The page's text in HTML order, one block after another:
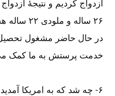
ازدواج کردیم و نتیجۀ
۲۶ ساله و
در حال حاضر مشغول تحصیل
خدمت پرستش به ما کمک
۶-‏‏‏‏ چه شد که به امریکا